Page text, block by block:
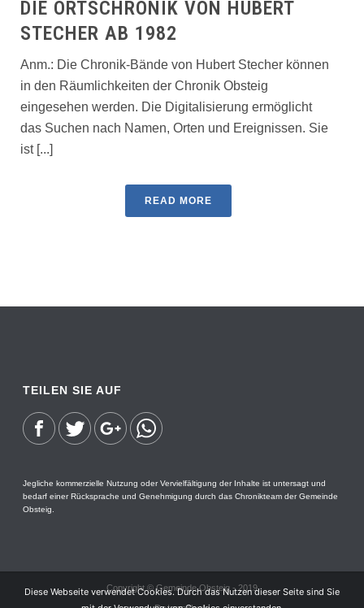
DIE ORTSCHRONIK VON HUBERT
STECHER AB 1982
Anm.: Die Chronik-Bände von Hubert Stecher können
in den Räumlichkeiten der Chronik Obsteig
eingesehen werden. Die Digitalisierung ermöglicht
das Suchen nach Namen, Orten und Ereignissen. Sie
ist [...]
READ MORE
TEILEN SIE AUF
Jegliche kommerzielle Nutzung oder Vervielfältigung der Inhalte ist untersagt und
bedarf einer Rücksprache und Genehmigung durch das Chronikteam der Gemeinde
Obsteig.
Copyright © Gemeinde Obsteig - 2019
Diese Webseite verwendet Cookies. Durch das Nutzen dieser Seite sind Sie